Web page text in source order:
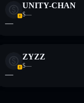
UNITY-CHAN
$—
—
ZYZZ
$—
—